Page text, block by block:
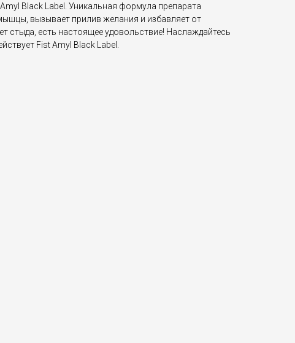
Black Label. Уникальная формула препарата
вызывает прилив желания и избавляет от
стыда, есть настоящее удовольствие! Наслаждайтесь
Fist Amyl Black Label.